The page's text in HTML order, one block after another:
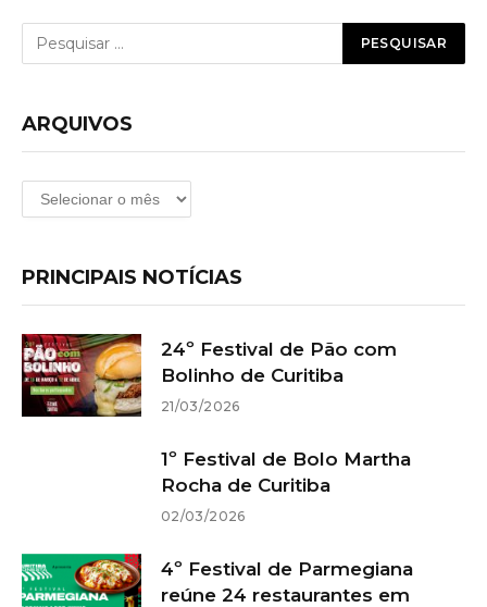
ARQUIVOS
Arquivos
PRINCIPAIS NOTÍCIAS
24º Festival de Pão com
Bolinho de Curitiba
21/03/2026
1º Festival de Bolo Martha
Rocha de Curitiba
02/03/2026
4º Festival de Parmegiana
reúne 24 restaurantes em